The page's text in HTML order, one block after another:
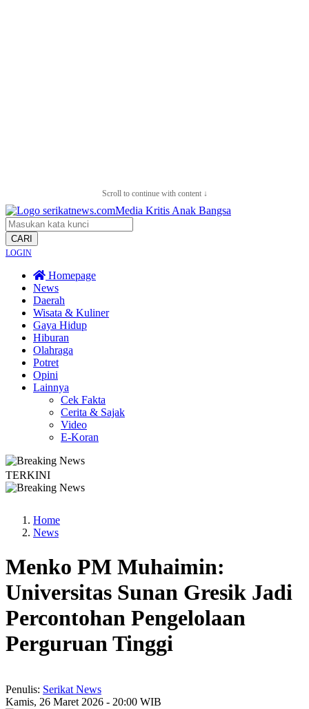
Scroll to continue with content ↓
CARI
LOGIN
Homepage
News
Daerah
Wisata & Kuliner
Gaya Hidup
Hiburan
Olahraga
Potret
Opini
Lainnya
Cek Fakta
Cerita & Sajak
Video
E-Koran
TERKINI
Home
News
Menko PM Muhaimin:
Universitas Sunan Gresik Jadi
Percontohan Pengelolaan
Perguruan Tinggi
Penulis: Serikat News
Kamis, 26 Maret 2026 - 20:00 WIB